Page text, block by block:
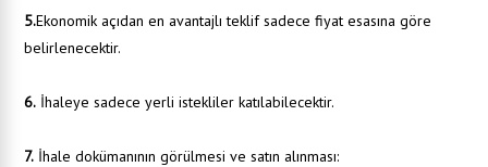
5.Ekonomik açıdan en avantajlı teklif sadece fiyat esasına göre
belirlenecektir.
6. İhaleye sadece yerli istekliler katılabilecektir.
7. İhale dokümanının görülmesi ve satın alınması: